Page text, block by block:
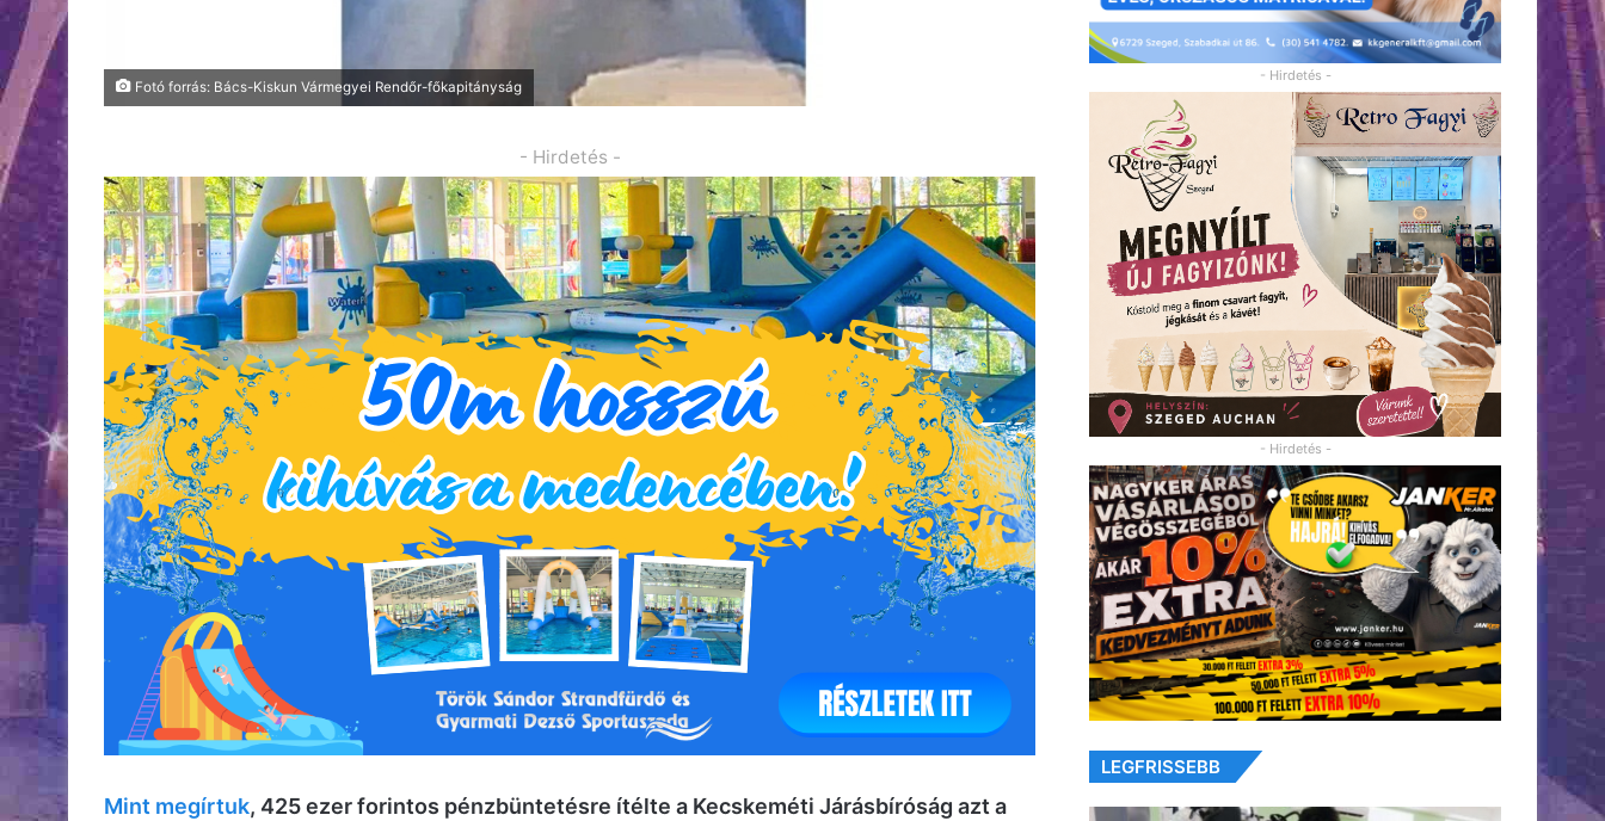
Fotó forrás: Bács-Kiskun Vármegyei Rendőr-főkapitányság
- Hirdetés -
Mint megírtuk, 425 ezer forintos pénzbüntetésre ítélte a Kecskeméti Járásbíróság azt a
- Hirdetés -
- Hirdetés -
LEGFRISSEBB